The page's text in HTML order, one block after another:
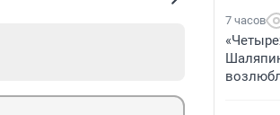
7 часов